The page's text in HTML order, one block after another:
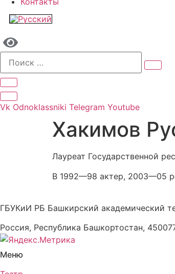
Vk Odnoklassniki Telegram Youtube
Хакимов
Лауреат Государственной
В 1992—98 актер, 2003—05
ГБУКиИ РБ Башкирский академический
Россия, Республика Башкортостан,
Меню